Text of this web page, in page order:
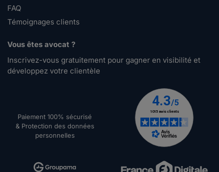
FAQ
Témoignages clients
Vous êtes avocat ?
Inscrivez-vous gratuitement pour gagner en visibilité et
développez votre clientèle
Paiement 100% sécurisé
& Protection des données
personnelles